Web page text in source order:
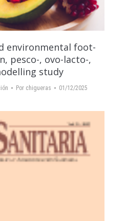
environmental foot-
pesco-, ovo-lacto-,
study
Por chigueras 01/12/2025